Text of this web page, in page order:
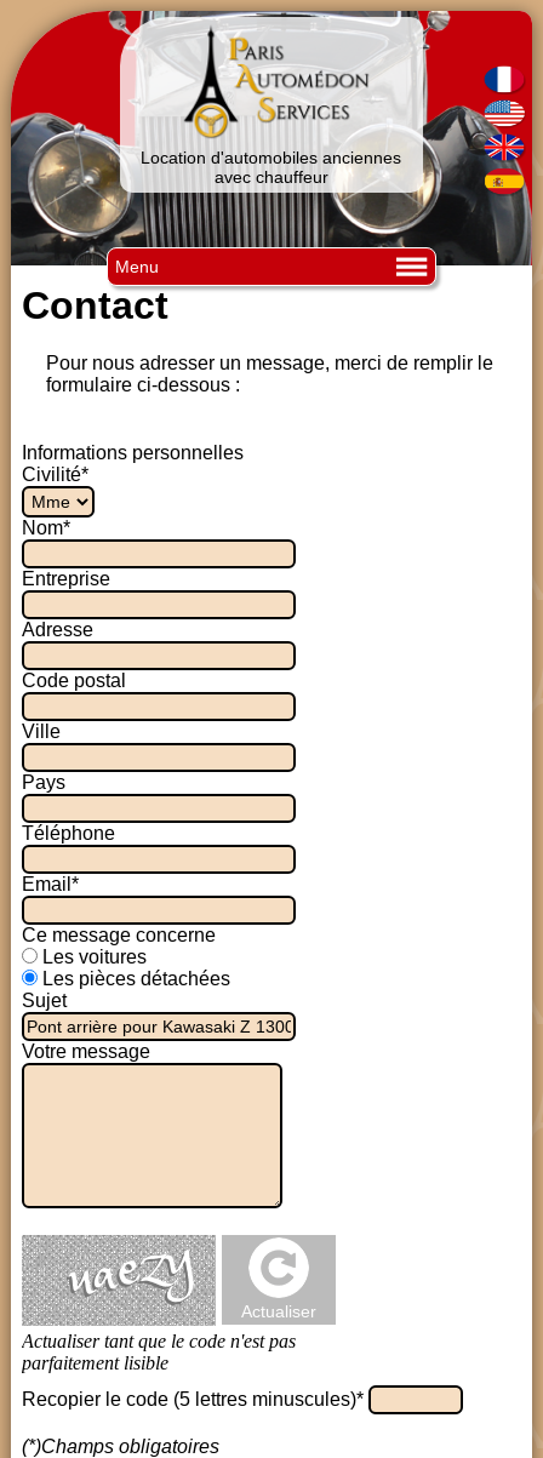
Location d'automobiles anciennes
avec chauffeur
Menu
Contact
Pour nous adresser un message, merci de remplir le
formulaire ci-dessous :
Informations personnelles
Civilité*
Nom*
Entreprise
Adresse
Code postal
Ville
Pays
Téléphone
Email*
Ce message concerne
Les voitures
Les pièces détachées
Sujet
Votre message
Recopier le code (5 lettres minuscules)*
(*)Champs obligatoires